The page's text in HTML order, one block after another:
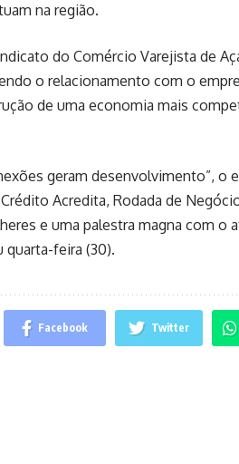
na região.
do Comércio Varejista de
o relacionamento com o
de uma economia mais
geram desenvolvimento”, o
Acredita, Rodada de
e uma palestra magna com o
quarta-feira (30).
Facebook Twitter